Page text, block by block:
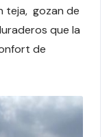
teja, gozan de
que la
de